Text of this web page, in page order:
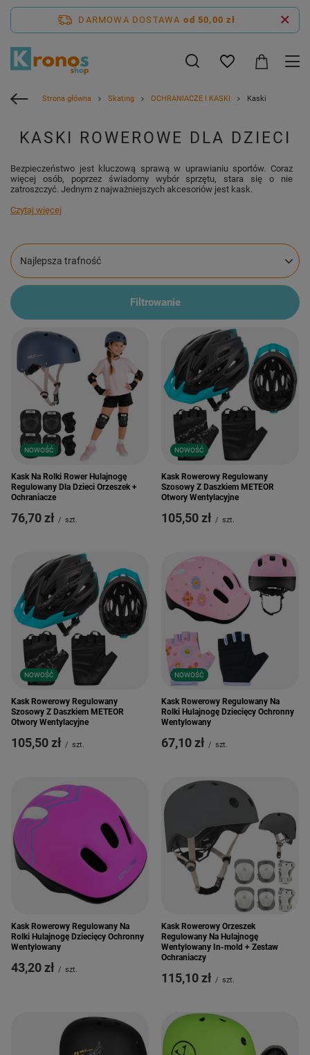
DARMOWA DOSTAWA od 50,00 zł
Strona główna Skating OCHRANIACZE I KASKI Kaski
KASKI ROWEROWE DLA DZIECI
Bezpieczeństwo jest kluczową sprawą w uprawianiu sportów. Coraz
więcej osób, poprzez świadomy wybór sprzętu, stara się o nie
zatroszczyć. Jednym z najważniejszych akcesoriów jest kask.
Czytaj więcej
Zmień sortowanie
Najlepsza trafność
Filtrowanie
NOWOŚĆ
Kask Na Rolki Rower Hulajnogę
Regulowany Dla Dzieci Orzeszek +
Ochraniacze
76,70 zł / szt.
NOWOŚĆ
Kask Rowerowy Regulowany
Szosowy Z Daszkiem METEOR
Otwory Wentylacyjne
105,50 zł / szt.
NOWOŚĆ
Kask Rowerowy Regulowany
Szosowy Z Daszkiem METEOR
Otwory Wentylacyjne
105,50 zł / szt.
NOWOŚĆ
Kask Rowerowy Regulowany Na
Rolki Hulajnogę Dziecięcy Ochronny
Wentylowany
67,10 zł / szt.
Kask Rowerowy Regulowany Na
Rolki Hulajnogę Dziecięcy Ochronny
Wentylowany
43,20 zł / szt.
Kask Rowerowy Orzeszek
Regulowany Na Hulajnogę
Wentylowany In-mold + Zestaw
Ochraniaczy
115,10 zł / szt.